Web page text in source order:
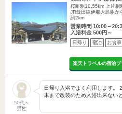
桜町駅10.55km
上片
JR飯田線伊那大島駅か
約2km
営業時間 10:00～
入浴料金 500円～
日帰り 宿泊 お食
楽天トラベルの宿泊プ
50代～
男性
日帰り入浴でよく利用します。
末まで改装のため入浴出来ない